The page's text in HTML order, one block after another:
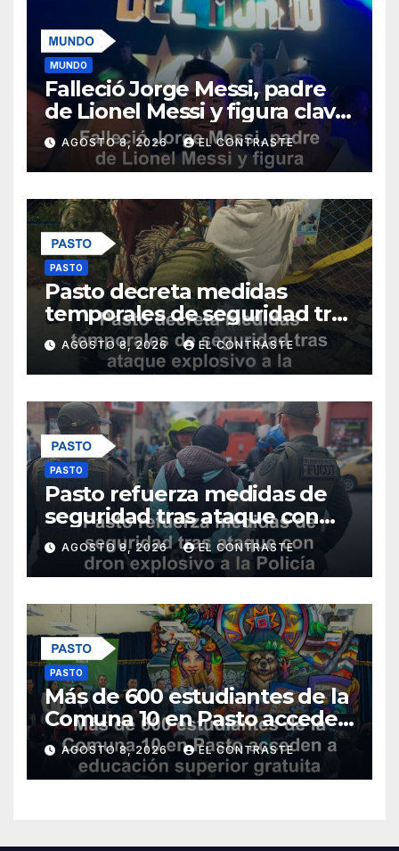
MUNDO
Falleció Jorge Messi, padre
de Lionel Messi y figura clave
en su carrera
AGOSTO 8, 2026 EL CONTRASTE
PASTO
Pasto decreta medidas
temporales de seguridad tras
ataque explosivo a la Policía
Metropolitana
AGOSTO 8, 2026 EL CONTRASTE
PASTO
Pasto refuerza medidas de
seguridad tras ataque con
dron explosivo a la Policía
Metropolitana
AGOSTO 8, 2026 EL CONTRASTE
PASTO
Más de 600 estudiantes de la
Comuna 10 en Pasto acceden
a educación superior gratuita
con nuevos programas
AGOSTO 8, 2026 EL CONTRASTE